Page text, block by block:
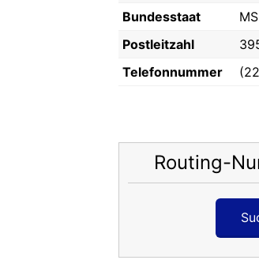
Bundesstaat
MS
Postleitzahl
Telefonnummer
Routing-